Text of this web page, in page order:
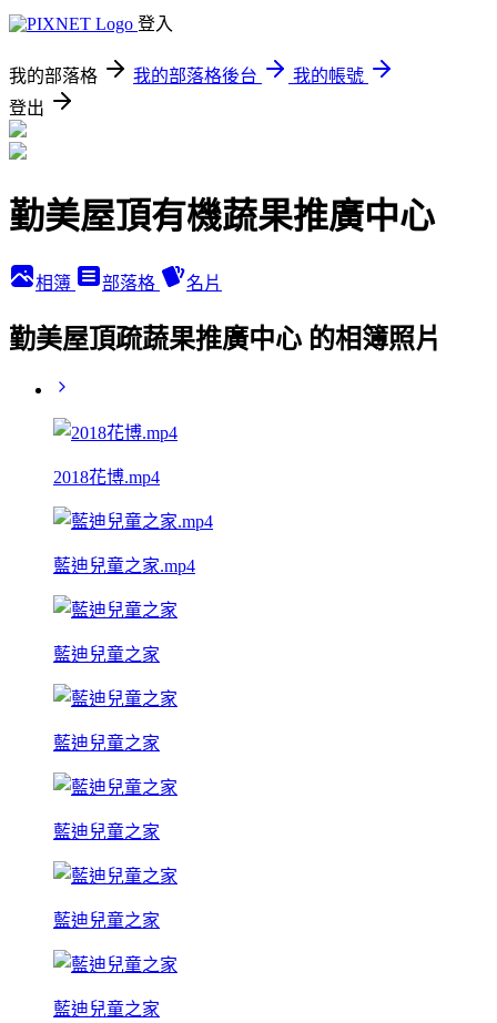
登入
我的部落格 我的部落格後台
我的帳號
登出
勤美屋頂有機蔬果推廣中心
相簿 部落格 名片
勤美屋頂疏蔬果推廣中心 的相簿照片
2018花博.mp4
藍迪兒童之家.mp4
藍迪兒童之家
藍迪兒童之家
藍迪兒童之家
藍迪兒童之家
藍迪兒童之家